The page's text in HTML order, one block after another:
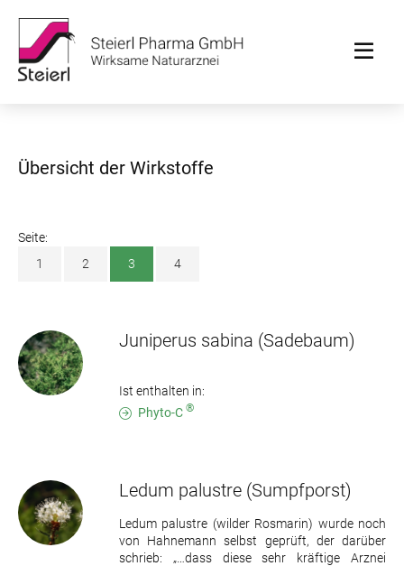
Übersicht der Wirkstoffe
Seite:
1
2 3 4
Juniperus sabina (Sadebaum)
Ist enthalten in:
Phyto-C ®
Ledum palustre (Sumpfporst)
Ledum palustre (wilder Rosmarin) wurde noch
von Hahnemann selbst geprüft, der darüber
schrieb: „…dass diese sehr kräftige Arznei